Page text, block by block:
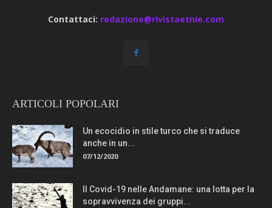
Contattaci: redazione@rivistaetnie.com
ARTICOLI POPOLARI
Un ecocidio in stile turco che si traduce
anche in un...
07/12/2020
Il Covid-19 nelle Andamane: una lotta per la
sopravvivenza dei gruppi...